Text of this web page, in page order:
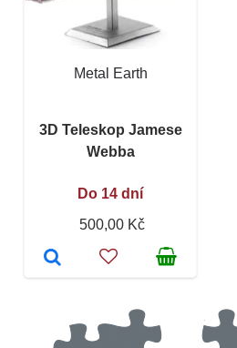
Metal Earth
3D Teleskop Jamese
Webba
Do 14 dní
500,00 Kč